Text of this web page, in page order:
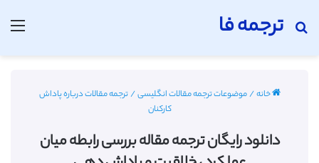
ترجمه فا
جستجو برای
خانه/موضوعات ترجمه مقالات انگلیسی/ترجمه مقالات درباره پاداش
کارکنان
دانلود رایگان ترجمه مقاله بررسی رابطه میان